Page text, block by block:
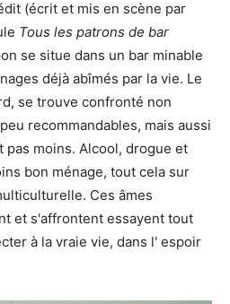
(écrit et mis en scène par
Tous les patrons de bar
se situe dans un bar minable
déjà abîmés par la vie. Le
se trouve confronté non
recommandables, mais aussi
pas moins. Alcool, drogue et
bon ménage, tout cela sur
Ces âmes
et s'affrontent essayent tout
à la vraie vie, dans l' espoir